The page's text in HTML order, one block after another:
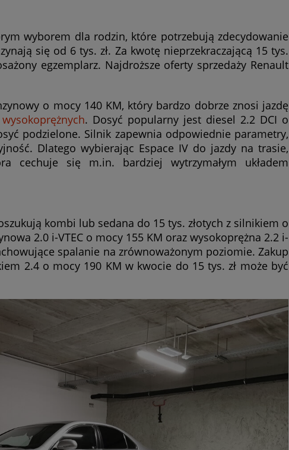
wyborem dla rodzin, które potrzebują zdecydowanie
się od 6 tys. zł. Za kwotę nieprzekraczającą 15 tys.
egzemplarz. Najdroższe oferty sprzedaży Renault
o mocy 140 KM, który bardzo dobrze znosi jazdę
. Dosyć popularny jest diesel 2.2 DCI o
podzielone. Silnik zapewnia odpowiednie parametry,
Dlatego wybierając Espace IV do jazdy na trasie,
cechuje się m.in. bardziej wytrzymałym układem
kombi lub sedana do 15 tys. złotych z silnikiem o
2.0 i-VTEC o mocy 155 KM oraz wysokoprężna 2.2 i-
spalanie na zrównoważonym poziomie. Zakup
2.4 o mocy 190 KM w kwocie do 15 tys. zł może być